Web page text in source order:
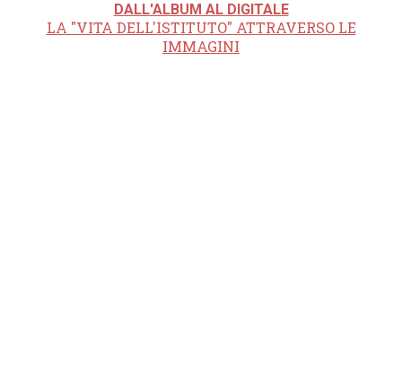
DALL'ALBUM AL DIGITALE
LA "VITA DELL'ISTITUTO" ATTRAVERSO LE
IMMAGINI